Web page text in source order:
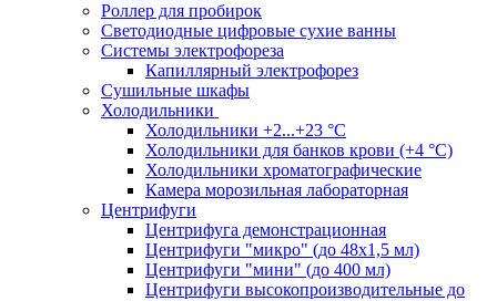
Роллер для пробирок
Светодиодные цифровые сухие ванны
Системы электрофореза
Капиллярный электрофорез
Сушильные шкафы
Холодильники
Холодильники +2...+23 °С
Холодильники для банков крови (+4 °С)
Холодильники хроматографические
Камера морозильная лабораторная
Центрифуги
Центрифуга демонстрационная
Центрифуги "микро" (до 48x1,5 мл)
Центрифуги "мини" (до 400 мл)
Центрифуги высокопроизводительные до